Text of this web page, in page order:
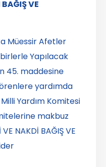
VE
Müessir Afetler
Yapılacak
45. maddesine
yardımda
Yardım Komitesi
makbuz
NAKDİ BAĞIŞ VE